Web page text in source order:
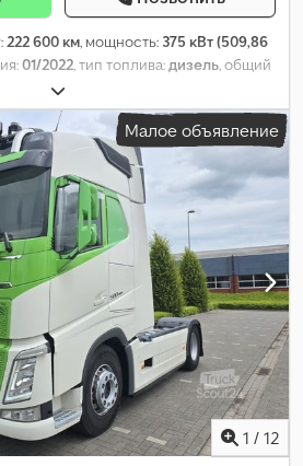
222 600 км, мощность: 375 кВт (509,86
01/2022 , тип топлива:дизель , общий
осей:
выбросов:Евро 6, Оборудование:ABS,
стояночный, электронная
(ESP)
Малое объявление
1 / 12